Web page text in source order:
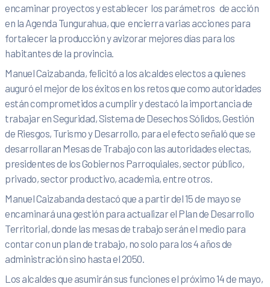
encaminar proyectos y establecer los parámetros de acción
en la Agenda Tungurahua, que encierra varias acciones para
fortalecer la producción y avizorar mejores días para los
habitantes de la provincia.
Manuel Caizabanda, felicitó a los alcaldes electos a quienes
auguró el mejor de los éxitos en los retos que como autoridades
están comprometidos a cumplir y destacó la importancia de
trabajar en Seguridad, Sistema de Desechos Sólidos, Gestión
de Riesgos, Turismo y Desarrollo, para el efecto señaló que se
desarrollaran Mesas de Trabajo con las autoridades electas,
presidentes de los Gobiernos Parroquiales, sector público,
privado, sector productivo, academia, entre otros.
Manuel Caizabanda destacó que a partir del 15 de mayo se
encaminará una gestión para actualizar el Plan de Desarrollo
Territorial, donde las mesas de trabajo serán el medio para
contar con un plan de trabajo, no solo para los 4 años de
administración sino hasta el 2050.
Los alcaldes que asumirán sus funciones el próximo 14 de mayo,